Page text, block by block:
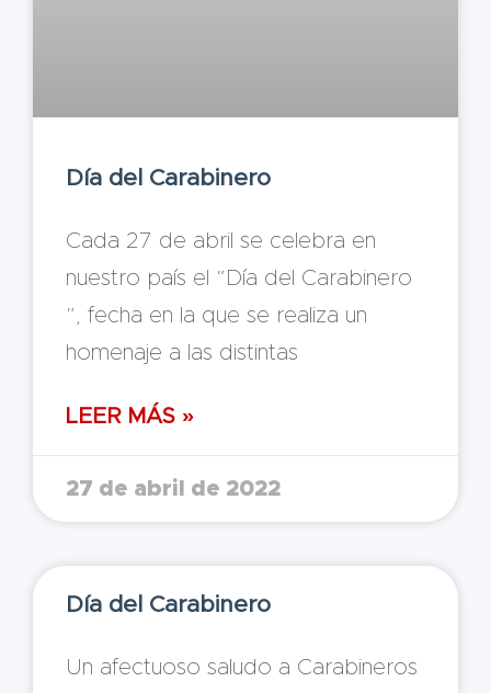
Día del Carabinero
Cada 27 de abril se celebra en
nuestro país el “Día del Carabinero
“, fecha en la que se realiza un
homenaje a las distintas
LEER MÁS »
27 de abril de 2022
Día del Carabinero
Un afectuoso saludo a Carabineros